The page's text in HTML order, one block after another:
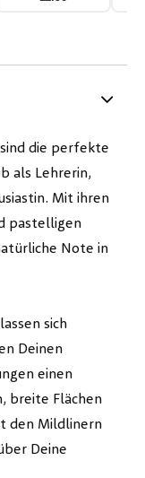
die perfekte
als Lehrerin,
Mit ihren
pastelligen
Note in
sich
Deinen
einen
breite Flächen
den Mildlinern
Deine